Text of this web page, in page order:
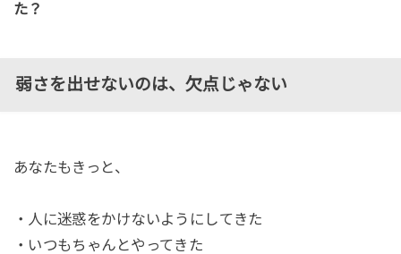
た？
弱さを出せないのは、欠点じゃない
あなたもきっと、
・人に迷惑をかけないようにしてきた
・いつもちゃんとやってきた